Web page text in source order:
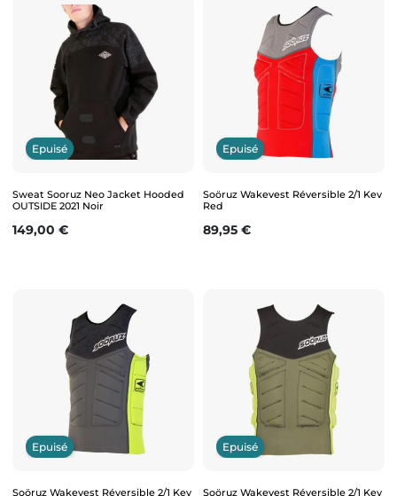
Epuisé
Sweat Sooruz Neo Jacket Hooded
OUTSIDE 2021 Noir
Prix
149,00 €
Epuisé
Soöruz Wakevest Réversible 2/1 Kev
Red
Prix
89,95 €
Epuisé
Soöruz Wakevest Réversible 2/1 Kev
Epuisé
Soöruz Wakevest Réversible 2/1 Kev